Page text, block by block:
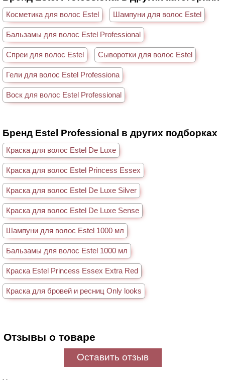
Косметика для волос Estel Шампуни для волос Estel
Бальзамы для волос Estel Professional
Спреи для волос Estel Сыворотки для волос Estel
Гели для волос Estel Professiona
Воск для волос Estel Professional
Бренд Estel Professional в других подборках
Краска для волос Estel De Luxe
Краска для волос Estel Princess Essex
Краска для волос Estel De Luxe Silver
Краска для волос Estel De Luxe Sense
Шампуни для волос Estel 1000 мл
Бальзамы для волос Estel 1000 мл
Краска Estel Princess Essex Extra Red
Краска для бровей и ресниц Only looks
Отзывы о товаре
Оставить отзыв